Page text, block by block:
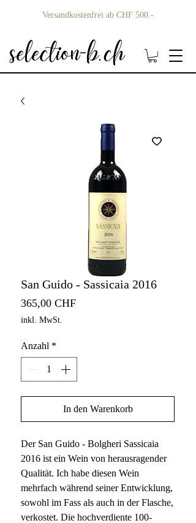
Versandkostenfrei ab CHF 500.-
San Guido - Sassicaia 2016
365,00 CHFPreis
inkl. MwSt.
Anzahl *
In den Warenkorb
Der San Guido - Bolgheri Sassicaia
2016 ist ein Wein von herausragender
Qualität. Ich habe diesen Wein
mehrfach während seiner Entwicklung,
sowohl im Fass als auch in der Flasche,
verkostet. Die hochverdiente 100-